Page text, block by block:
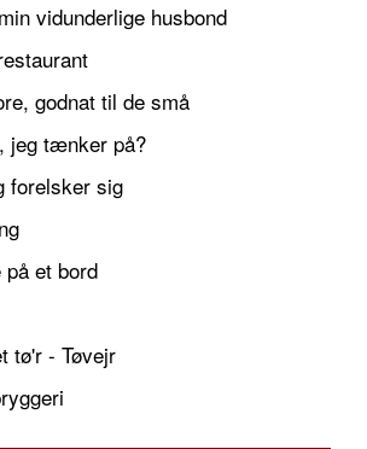
vidunderlige husbond
godnat til de små
jeg tænker på?
forelsker sig
et bord
tø'r - Tøvejr